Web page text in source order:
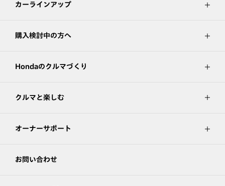
カーラインアップ
購入検討中の方へ
Hondaのクルマづくり
クルマと楽しむ
オーナーサポート
お問い合わせ